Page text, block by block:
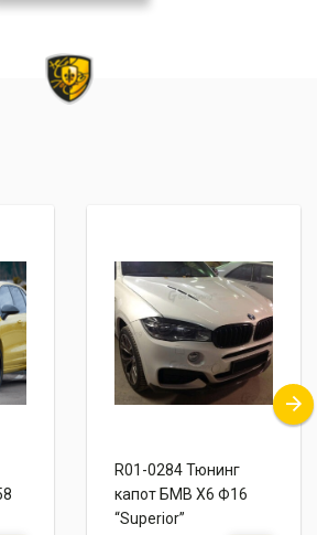
R01-0284 Тюнинг
капот БМВ Х6 Ф16
“Superior”